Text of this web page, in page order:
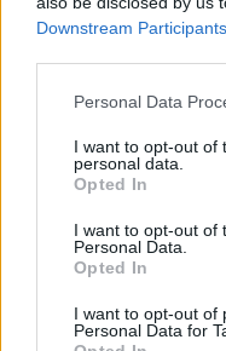
Downstream Participants
Please note that this
not limited to your visit
grant or deny consent
use your data for below
consent section.
Personal Data
I want to opt-out of
personal data.
Opted In
I want to opt-out of
Personal Data.
Opted In
I want to opt-out of
Personal Data for
Országos hírek
A lakosságra is